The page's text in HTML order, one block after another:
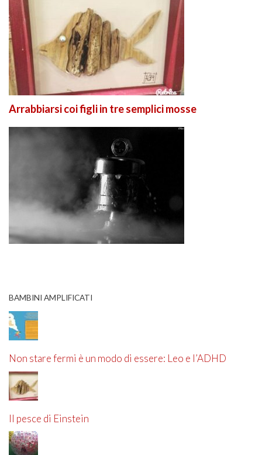
Arrabbiarsi coi figli in tre semplici mosse
BAMBINI AMPLIFICATI
Non stare fermi è un modo di essere: Leo e l’ADHD
Il pesce di Einstein